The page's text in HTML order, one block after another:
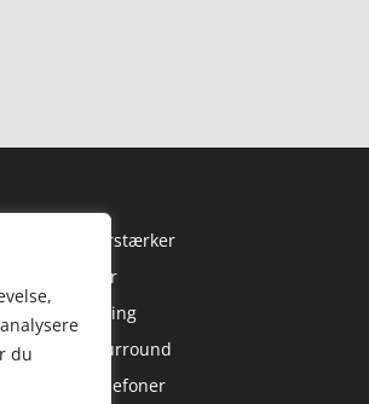
du
HiFi Forstærker
Højtaler
Streaming
TV & Surround
Høretelefoner